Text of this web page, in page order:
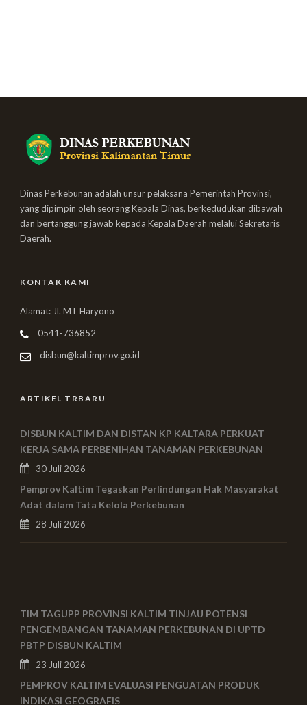
Dinas Perkebunan adalah unsur pelaksana Pemerintah Provinsi,
yang dipimpin oleh seorang Kepala Dinas, berkedudukan dibawah
dan bertanggung jawab kepada Kepala Daerah melalui Sekretaris
Daerah.
KONTAK KAMI
Alamat: Jl. MT Haryono
0541-736852
disbun@kaltimprov.go.id
ARTIKEL TRBARU
DISBUN KALTIM DAN DISTAN KP KALTARA PERKUAT
KERJA SAMA PERBENIHAN TANAMAN PERKEBUNAN
30 Juli 2026
Pemprov Kaltim Tegaskan Perlindungan Hak Masyarakat
Adat dalam Tata Kelola Perkebunan
28 Juli 2026
TIM TAGUPP PROVINSI KALTIM TINJAU POTENSI
PENGEMBANGAN TANAMAN PERKEBUNAN DI UPTD
PBTP DISBUN KALTIM
23 Juli 2026
PEMPROV KALTIM EVALUASI PENGUATAN PRODUK
INDIKASI GEOGRAFIS